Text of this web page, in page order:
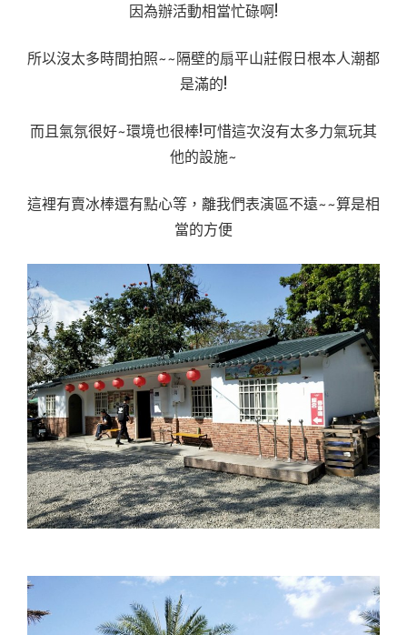
因為辦活動相當忙碌啊!
所以沒太多時間拍照~~隔壁的扇平山莊假日根本人潮都
是滿的!
而且氣氛很好~環境也很棒!可惜這次沒有太多力氣玩其
他的設施~
這裡有賣冰棒還有點心等，離我們表演區不遠~~算是相
當的方便